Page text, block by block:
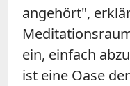
angehört",
ein, einfach
ist eine Oase